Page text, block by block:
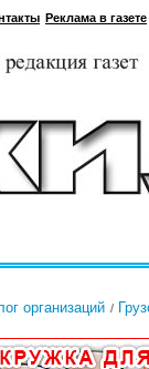
Реклама в газете
организаций